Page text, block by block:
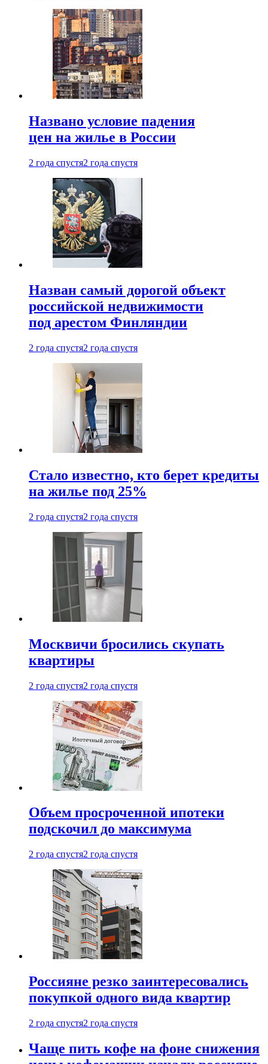
Названо условие падения
цен на жилье в России
2 года спустя2 года спустя
Назван самый дорогой объект
российской недвижимости
под арестом Финляндии
2 года спустя2 года спустя
Стало известно, кто берет кредиты
на жилье под 25%
2 года спустя2 года спустя
Москвичи бросились скупать
квартиры
2 года спустя2 года спустя
Объем просроченной ипотеки
подскочил до максимума
2 года спустя2 года спустя
Россияне резко заинтересовались
покупкой одного вида квартир
2 года спустя2 года спустя
Чаще пить кофе на фоне снижения